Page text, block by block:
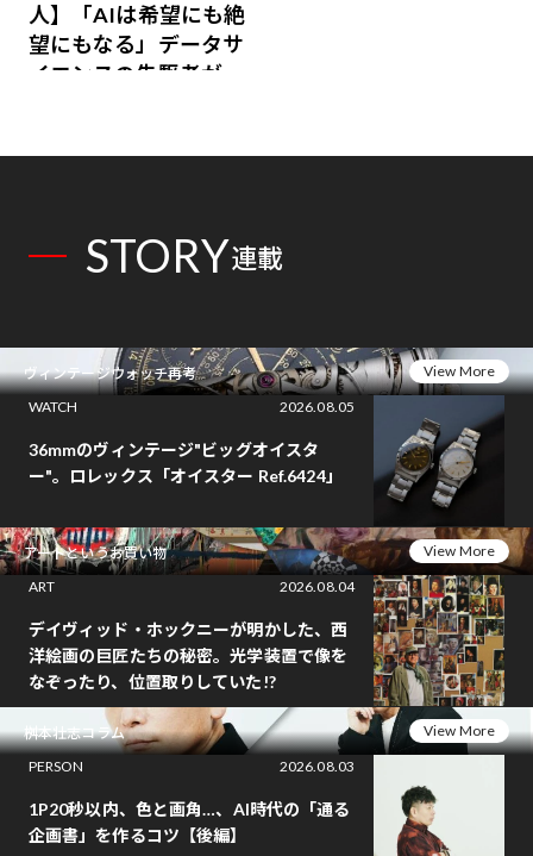
人】「AIは希望にも絶
望にもなる」データサ
イエンスの先駆者が語
STORY連載
ヴィンテージウォッチ再考
View More
WATCH
2026.08.05
36mmのヴィンテージ"ビッグオイスタ
ー"。ロレックス「オイスター Ref.6424」
アートというお買い物
View More
ART
2026.08.04
デイヴィッド・ホックニーが明かした、西
洋絵画の巨匠たちの秘密。光学装置で像を
なぞったり、位置取りしていた!?
桝本壮志コラム
View More
PERSON
2026.08.03
1P20秒以内、色と画角…、AI時代の「通る
企画書」を作るコツ【後編】